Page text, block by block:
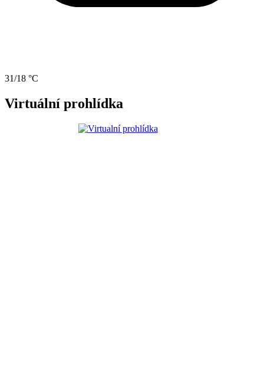
31/18 °C
Virtuální prohlídka